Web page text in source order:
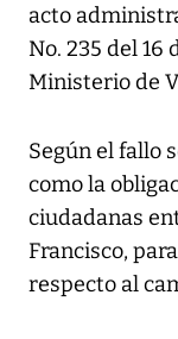
acto
No. 235 del 16
Ministerio de
Según el fallo
como la
ciudadanas
Francisco,
respecto al